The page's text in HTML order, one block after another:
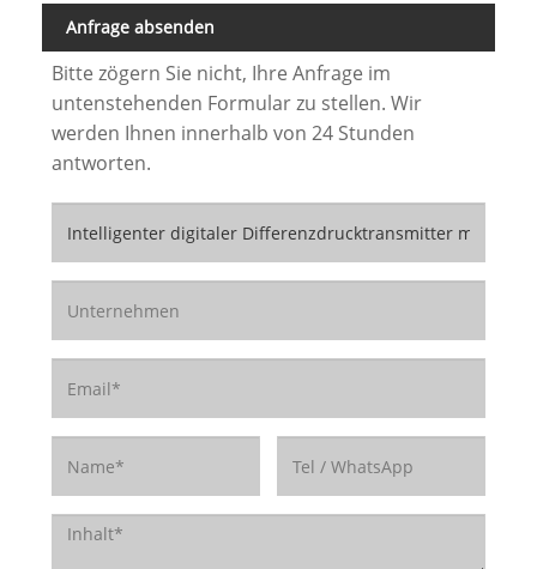
Anfrage absenden
Bitte zögern Sie nicht, Ihre Anfrage im
untenstehenden Formular zu stellen. Wir
werden Ihnen innerhalb von 24 Stunden
antworten.